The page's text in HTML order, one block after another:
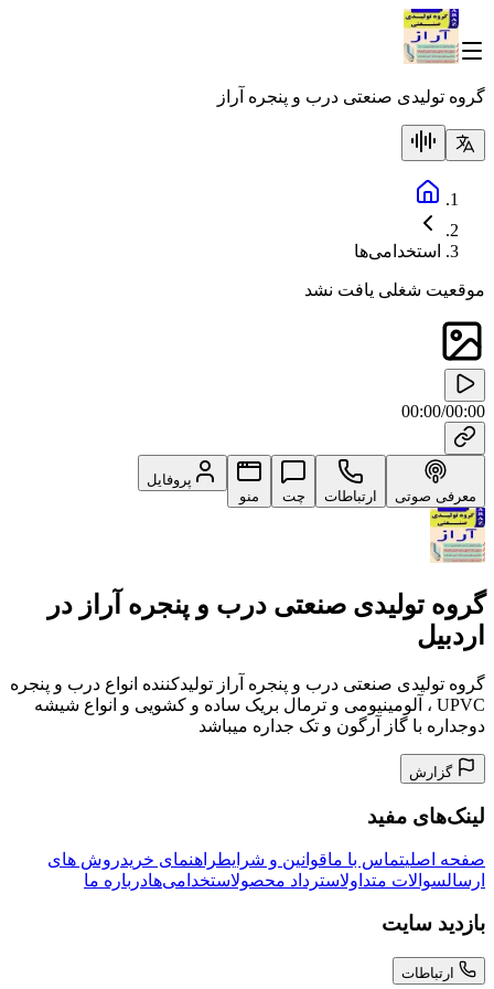
گروه تولیدی صنعتی درب و پنجره آراز
استخدامی‌ها
موقعیت شغلی یافت نشد
00:00/00:00
معرفی صوتی ارتباطات چت منو
پروفایل
گروه تولیدی صنعتی درب و پنجره آراز در
اردبیل
گروه تولیدی صنعتی درب و پنجره آراز تولیدکننده انواع درب و پنجره
UPVC ، آلومینیومی و ترمال بریک ساده و کشویی و انواع شیشه
دوجداره با گاز آرگون و تک جداره میباشد
گزارش
لینک‌های مفید
صفحه اصلیتماس با ماقوانین و شرایطراهنمای خریدروش های
ارسالسوالات متداولاسترداد محصولاستخدامی‌هادرباره ما
بازدید سایت
ارتباطات